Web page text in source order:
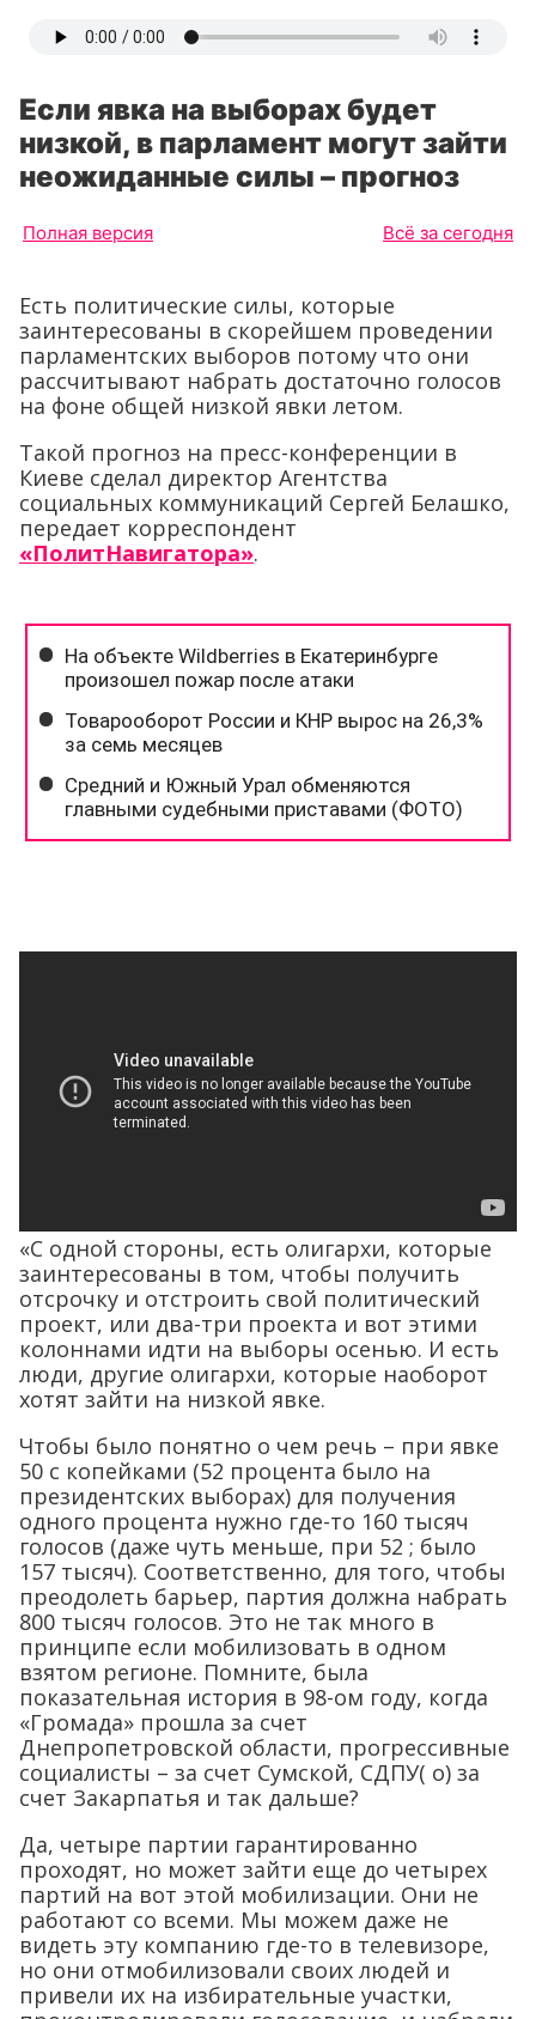
Если явка на выборах будет
низкой, в парламент могут зайти
неожиданные силы – прогноз
Полная версия Всё за сегодня
Есть политические силы, которые
заинтересованы в скорейшем проведении
парламентских выборов потому что они
рассчитывают набрать достаточно голосов
на фоне общей низкой явки летом.
Такой прогноз на пресс-конференции в
Киеве сделал директор Агентства
социальных коммуникаций Сергей Белашко,
передает корреспондент
«ПолитНавигатора».
«С одной стороны, есть олигархи, которые
заинтересованы в том, чтобы получить
отсрочку и отстроить свой политический
проект, или два-три проекта и вот этими
колоннами идти на выборы осенью. И есть
люди, другие олигархи, которые наоборот
хотят зайти на низкой явке.
Чтобы было понятно о чем речь – при явке
50 с копейками (52 процента было на
президентских выборах) для получения
одного процента нужно где-то 160 тысяч
голосов (даже чуть меньше, при 52 ; было
157 тысяч). Соответственно, для того, чтобы
преодолеть барьер, партия должна набрать
800 тысяч голосов. Это не так много в
принципе если мобилизовать в одном
взятом регионе. Помните, была
показательная история в 98-ом году, когда
«Громада» прошла за счет
Днепропетровской области, прогрессивные
социалисты – за счет Сумской, СДПУ( о) за
счет Закарпатья и так дальше?
Да, четыре партии гарантированно
проходят, но может зайти еще до четырех
партий на вот этой мобилизации. Они не
работают со всеми. Мы можем даже не
видеть эту компанию где-то в телевизоре,
но они отмобилизовали своих людей и
привели их на избирательные участки,